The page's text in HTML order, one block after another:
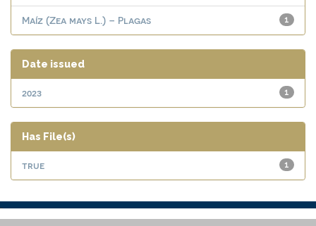
1
Maíz (Zea mays L.) – Plagas
Date issued
1
2023
Has File(s)
1
true